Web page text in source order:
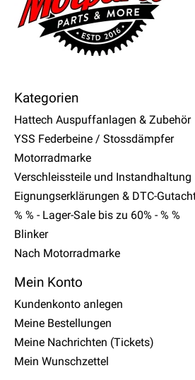
Kategorien
Hattech Auspuffanlagen & Zubehör
YSS Federbeine / Stossdämpfer
Motorradmarke
Verschleissteile und Instandhaltung
Eignungserklärungen & DTC-
% % - Lager-Sale bis zu 60% - % %
Blinker
Nach Motorradmarke
Mein Konto
Kundenkonto anlegen
Meine Bestellungen
Meine Nachrichten (Tickets)
Mein Wunschzettel